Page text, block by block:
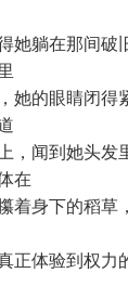
躺在那间破
她的眼睛闭得
，闻到她头发
在
着身下的稻草
体验到权力的